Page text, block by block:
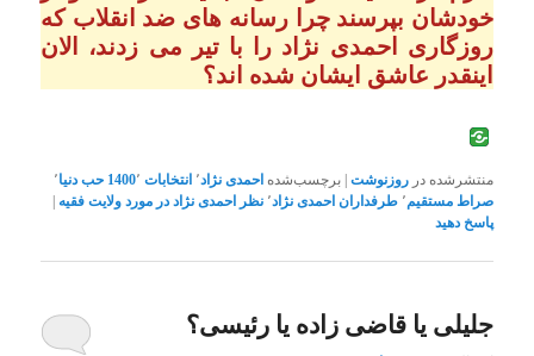
خودشان بپرسند چرا رسانه های ضد انقلاب که
روزگاری احمدی نژاد را با تیر می زدند، الان
اینقدر عاشق ایشان شده اند؟
منتشرشده در روزنوشت |برچسب‌شده احمدی نژاد٬ انتخابات 1400 ٬ حب دنیا٬
صراط مستقیم٬ طرفداران احمدی نژاد٬ نظر احمدی نژاد در مورد ولایت فقیه
پاسخ دهید
جلیلی یا قاضی زاده یا رئیسی؟